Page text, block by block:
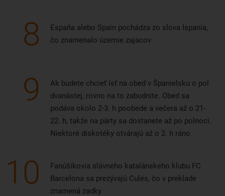
8
Espaňa alebo Spain pochádza zo slova Ispania,
čo znamenalo územie zajacov
9
Ak budete chcieť ísť na obed v Španielsku o pol
dvanástej, rovno na to zabudnite. Obed sa
podáva okolo 2-3. h poobede a večera až o 21-
22. h, takže na párty sa dostanete až po polnoci.
Niektoré diskotéky otvárajú až o 2. h ráno
10
Fanúšikovia slávneho katalánskeho klubu FC
Barcelona sa prezývajú Culés, čo v preklade
znamená zadky